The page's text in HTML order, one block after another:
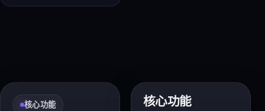
核心功能 核心功能